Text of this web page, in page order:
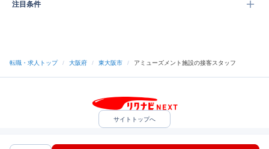
注目条件
転職・求人トップ / 大阪府 / 東大阪市 / アミューズメント施設の接客スタッフ
サイトトップへ
中途採用をご検討の企業様